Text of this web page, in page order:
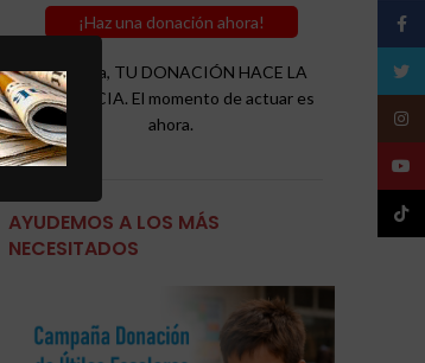
¡Haz una donación ahora!
Recuerda, TU DONACIÓN HACE LA
DIFERENCIA. El momento de actuar es
ahora.
AYUDEMOS A LOS MÁS
NECESITADOS